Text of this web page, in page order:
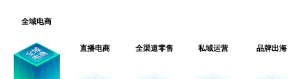
全域电商
直播电商 全渠道零售 私域运营 品牌出海